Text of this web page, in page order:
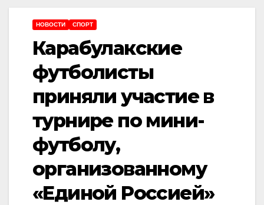
НОВОСТИ СПОРТ
Карабулакские
футболисты
приняли участие в
турнире по мини-
футболу,
организованному
«Единой Россией»